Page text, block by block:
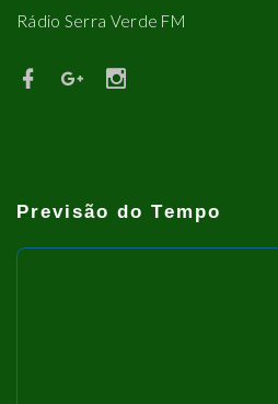
Rádio Serra Verde FM
Previsão do Tempo